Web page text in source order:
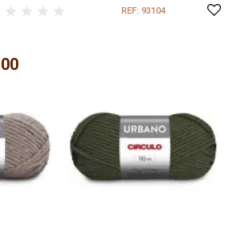
REF: 93104